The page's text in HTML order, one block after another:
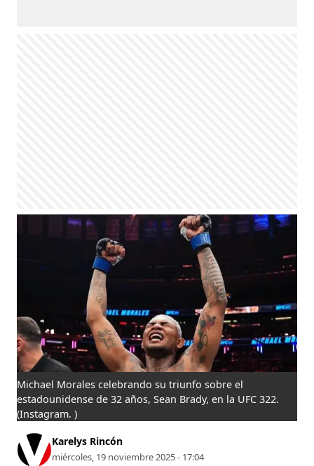
Michael Morales celebrando su triunfo sobre el
estadounidense de 32 años, Sean Brady, en la UFC 322.
(Instagram. )
Karelys Rincón
miércoles, 19 noviembre 2025 - 17:04